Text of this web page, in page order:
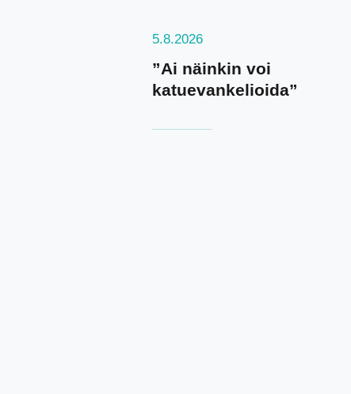
5.8.2026
”Ai näinkin voi
katuevankelioida”